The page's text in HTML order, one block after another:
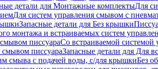
детали для Монтажные комплектыДля
Для систем управления смывом с
Запасные детали для Без крышки
монтажа и встраиваемых систем
писсуараСо встраиваемой системой
смывом писсуараЗапасные детали для Для
смыва с подачей воды, с/для крышкиБез